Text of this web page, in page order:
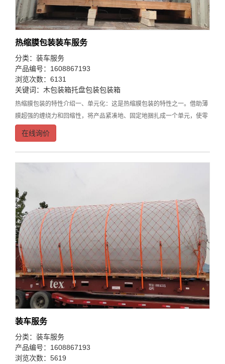
热缩膜包装装车服务
分类： 装车服务
产品编号：1608867193
浏览次数：6131
关键词： 木包装箱托盘包装包装箱
热缩膜包装的特性介绍一、单元化：这是热缩膜包装的特性之一。借助薄
膜超强的缠绕力和回缩性，将产品紧凑地、固定地捆扎成一个单元，使零
散小件成为一个整体
在线询价
装车服务
分类： 装车服务
产品编号：1608867193
浏览次数：5619